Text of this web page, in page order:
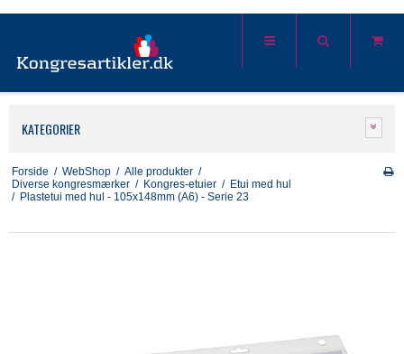
KATEGORIER
Forside / WebShop / Alle produkter /
Diverse kongresmærker / Kongres-etuier / Etui med hul
/ Plastetui med hul - 105x148mm (A6) - Serie 23